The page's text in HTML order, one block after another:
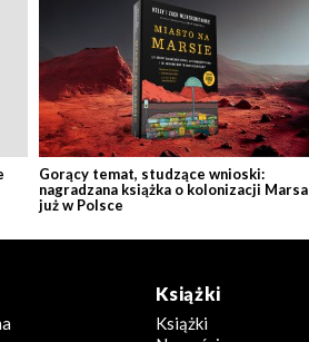
Gorący temat, studzące wnioski:
nagradzana książka o kolonizacji Marsa
już w Polsce
Książki
Książki